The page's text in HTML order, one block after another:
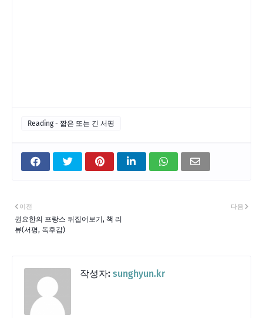
Reading - 짧은 또는 긴 서평
다음
이전
권요한의 프랑스 뒤집어보기, 책 리
뷰(서평, 독후감)
작성자: sunghyun.kr